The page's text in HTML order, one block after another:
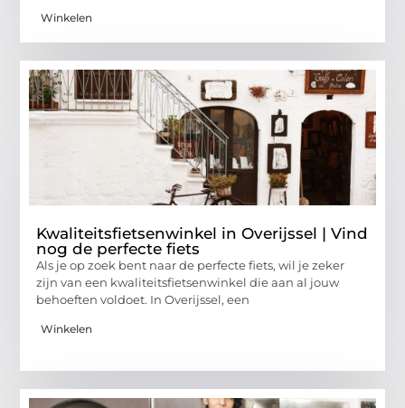
Winkelen
Kwaliteitsfietsenwinkel in Overijssel | Vind
nog de perfecte fiets
Als je op zoek bent naar de perfecte fiets, wil je zeker
zijn van een kwaliteitsfietsenwinkel die aan al jouw
behoeften voldoet. In Overijssel, een
Winkelen